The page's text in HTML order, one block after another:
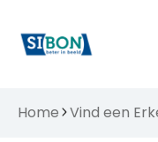
Home Vind een